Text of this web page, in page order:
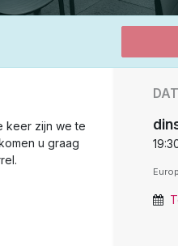
keer zijn we te
u graag